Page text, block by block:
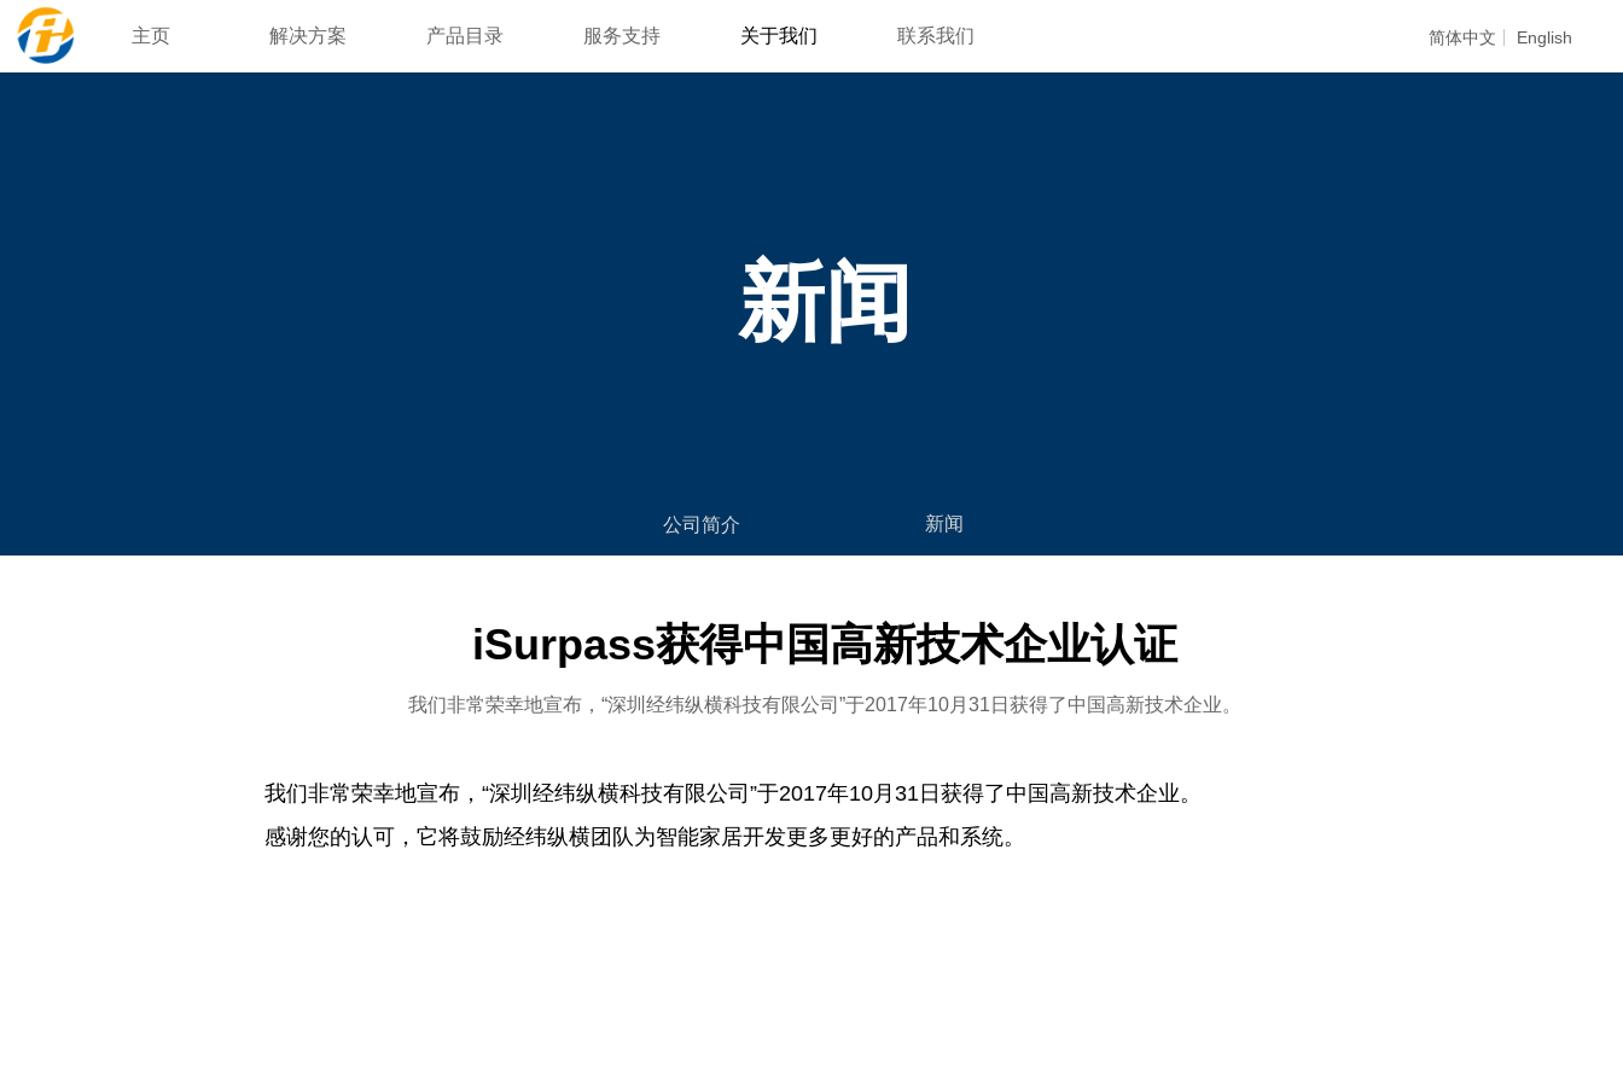
主页 解决方案 产品目录 服务支持 关于我们 联系我们 简体中文 English
新闻
公司简介 新闻
iSurpass获得中国高新技术企业认证
我们非常荣幸地宣布，“深圳经纬纵横科技有限公司”于2017年10月31日获得了中国高新技术企业。
我们非常荣幸地宣布，“深圳经纬纵横科技有限公司”于2017年10月31日获得了中国高新技术企业。
感谢您的认可，它将鼓励经纬纵横团队为智能家居开发更多更好的产品和系统。